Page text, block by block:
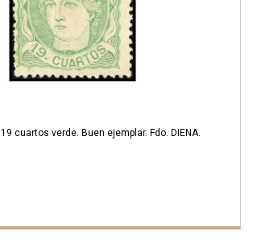
19 cuartos verde. Buen ejemplar. Fdo. DIENA.